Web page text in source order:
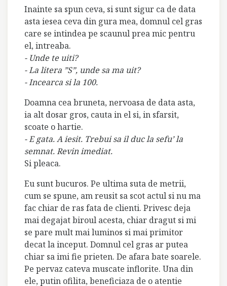
Inainte sa spun ceva, si sunt sigur ca de data
asta iesea ceva din gura mea, domnul cel gras
care se intindea pe scaunul prea mic pentru
el, intreaba.
- Unde te uiti?
- La litera ”S”, unde sa ma uit?
- Incearca si la 100.
Doamna cea bruneta, nervoasa de data asta,
ia alt dosar gros, cauta in el si, in sfarsit,
scoate o hartie.
- E gata. A iesit. Trebui sa il duc la sefu’ la
semnat. Revin imediat.
Si pleaca.
Eu sunt bucuros. Pe ultima suta de metrii,
cum se spune, am reusit sa scot actul si nu ma
fac chiar de ras fata de clienti. Privesc deja
mai degajat biroul acesta, chiar dragut si mi
se pare mult mai luminos si mai primitor
decat la inceput. Domnul cel gras ar putea
chiar sa imi fie prieten. De afara bate soarele.
Pe pervaz cateva muscate inflorite. Una din
ele, putin ofilita, beneficiaza de o atentie